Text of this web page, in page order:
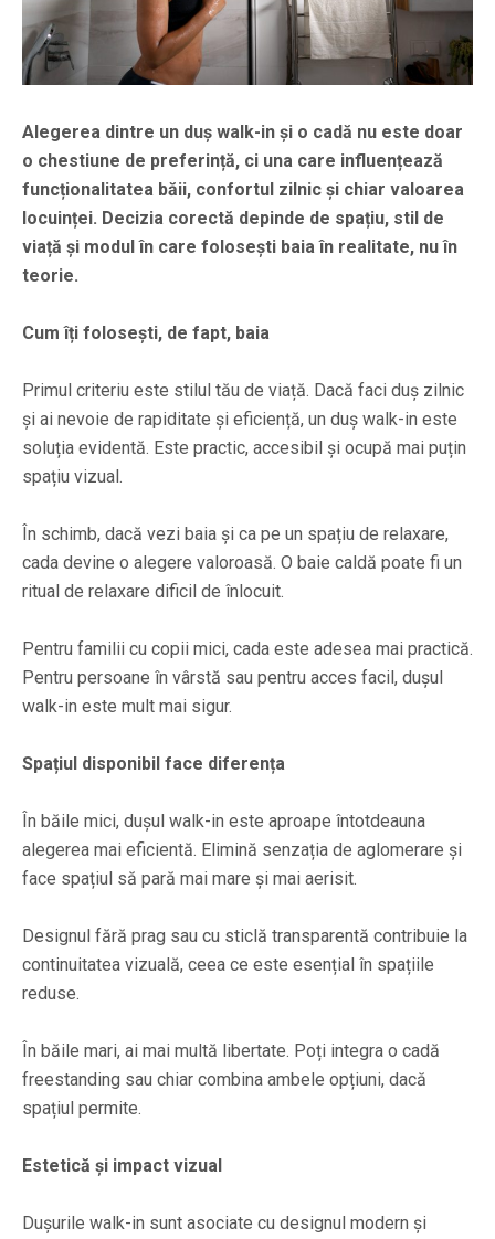
Alegerea dintre un duș walk-in și o cadă nu este doar
o chestiune de preferință, ci una care influențează
funcționalitatea băii, confortul zilnic și chiar valoarea
locuinței. Decizia corectă depinde de spațiu, stil de
viață și modul în care folosești baia în realitate, nu în
teorie.
Cum îți folosești, de fapt, baia
Primul criteriu este stilul tău de viață. Dacă faci duș zilnic
și ai nevoie de rapiditate și eficiență, un duș walk-in este
soluția evidentă. Este practic, accesibil și ocupă mai puțin
spațiu vizual.
În schimb, dacă vezi baia și ca pe un spațiu de relaxare,
cada devine o alegere valoroasă. O baie caldă poate fi un
ritual de relaxare dificil de înlocuit.
Pentru familii cu copii mici, cada este adesea mai practică.
Pentru persoane în vârstă sau pentru acces facil, dușul
walk-in este mult mai sigur.
Spațiul disponibil face diferența
În băile mici, dușul walk-in este aproape întotdeauna
alegerea mai eficientă. Elimină senzația de aglomerare și
face spațiul să pară mai mare și mai aerisit.
Designul fără prag sau cu sticlă transparentă contribuie la
continuitatea vizuală, ceea ce este esențial în spațiile
reduse.
În băile mari, ai mai multă libertate. Poți integra o cadă
freestanding sau chiar combina ambele opțiuni, dacă
spațiul permite.
Estetică și impact vizual
Dușurile walk-in sunt asociate cu designul modern și